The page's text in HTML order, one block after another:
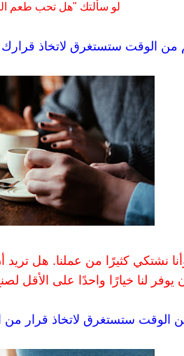
لو سألتك "هل تحب طعم
من الوقت ستستغرق لاتخاذ قرارك
نشتكي كثيرًا من عملنا. هل تريد
يوفر لنا خيارًا واحدًا على
الوقت ستستغرق لاتخاذ قرار